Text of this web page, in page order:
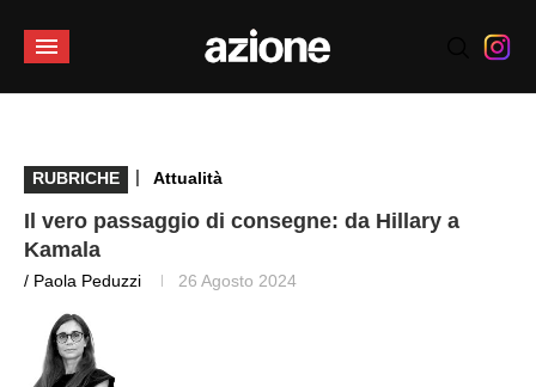
RUBRICHE | Attualità
Il vero passaggio di consegne: da Hillary a
Kamala
/ Paola Peduzzi 26 Agosto 2024